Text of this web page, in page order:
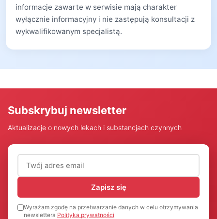
informacje zawarte w serwisie mają charakter
wyłącznie informacyjny i nie zastępują konsultacji z
wykwalifikowanym specjalistą.
Subskrybuj newsletter
Aktualizacje o nowych lekach i substancjach czynnych
Adres email (wymagany)
Zapisz się
Wyrażam zgodę na przetwarzanie danych w celu otrzymywania
newslettera Polityka prywatności